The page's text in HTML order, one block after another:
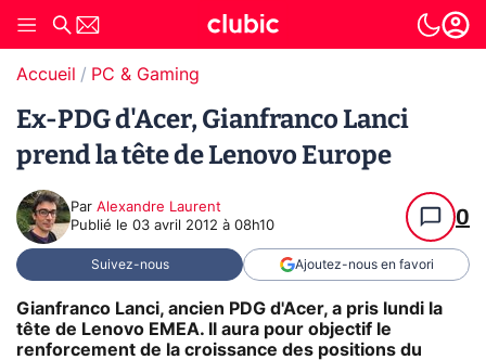
Accueil PC & Gaming
Ex-PDG d'Acer, Gianfranco Lanci
prend la tête de Lenovo Europe
Par Alexandre Laurent
Publié le 03 avril 2012 à 08h10 0
Suivez-nous Ajoutez-nous en favori
Gianfranco Lanci, ancien PDG d'Acer, a pris lundi la
tête de Lenovo EMEA. Il aura pour objectif le
renforcement de la croissance des positions du